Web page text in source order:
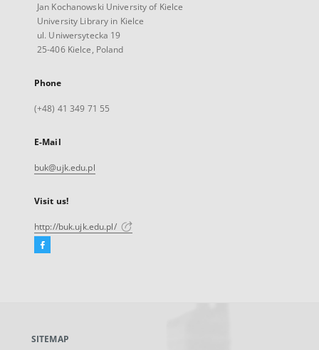
Jan Kochanowski University of Kielce
University Library in Kielce
ul. Uniwersytecka 19
25-406 Kielce, Poland
Phone
(+48) 41 349 71 55
E-Mail
buk@ujk.edu.pl
Visit us!
http://buk.ujk.edu.pl/
Facebook
new
SITEMAP